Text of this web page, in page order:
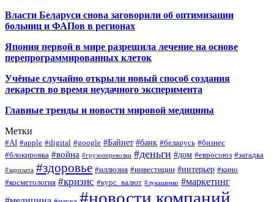
Власти Беларуси снова заговорили об оптимизации
больниц и ФАПов в регионах
Япония первой в мире разрешила лечение на основе
перепрограммированных клеток
Учёные случайно открыли новый способ создания
лекарств во время неудачного эксперимента
Главные тренды и новости мировой медицины
Метки
#AI #apple #digital #google #Байнет #банк #беларусь #бизнес
#блокировка #война #грузоперевозки #деньги #дом #евросоюз #загадка
#зарплата #здоровье #иллюзия #инвестиции #интерьер #кино
#косметология #кризис #курс_валют #лукашенко #маркетинг
#новости компаний